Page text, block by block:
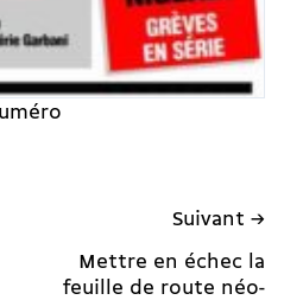
Suivant →
Mettre en échec la
feuille de route néo-